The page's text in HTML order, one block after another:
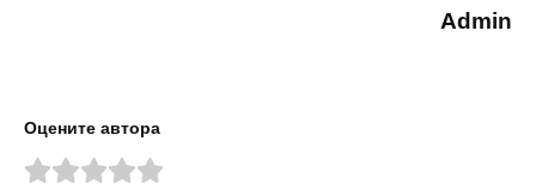
Admin
Оцените автора